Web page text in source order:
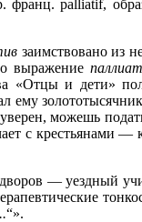
франц. palliatif,
заимствовано из
выражение
«Отцы и дети»
ему
можешь
с крестьянами —
— уездный
“».